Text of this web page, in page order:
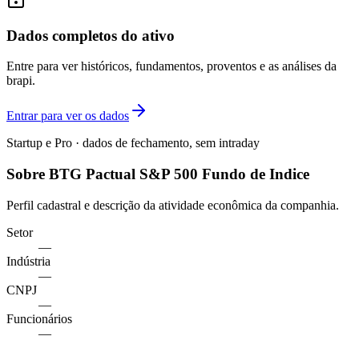
Dados completos do ativo
Entre para ver históricos, fundamentos, proventos e as análises da
brapi.
Entrar para ver os dados
Startup e Pro · dados de fechamento, sem intraday
Sobre BTG Pactual S&P 500 Fundo de Indice
Perfil cadastral e descrição da atividade econômica da companhia.
Setor
—
Indústria
—
CNPJ
—
Funcionários
—